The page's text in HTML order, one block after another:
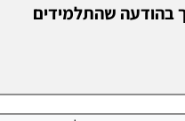
בהודעה שהתלמידים